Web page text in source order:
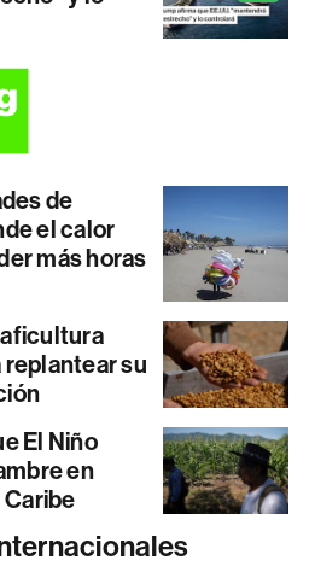
de
el calor
más horas
su
El Niño
en